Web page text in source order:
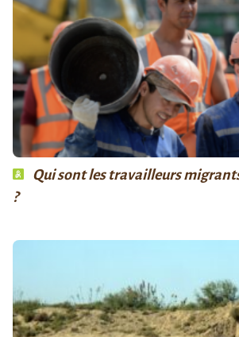
Qui sont les travailleurs
?